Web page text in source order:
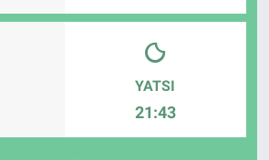
YATSI
21:43